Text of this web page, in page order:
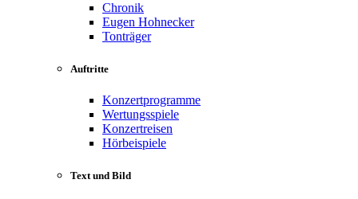
Chronik
Eugen Hohnecker
Tonträger
Auftritte
Konzertprogramme
Wertungsspiele
Konzertreisen
Hörbeispiele
Text und Bild